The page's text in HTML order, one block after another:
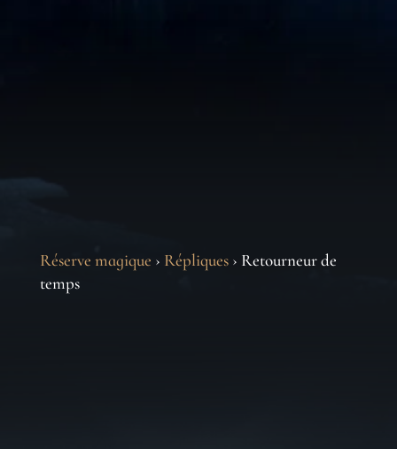
Réserve magique › Répliques› Retourneur de
temps